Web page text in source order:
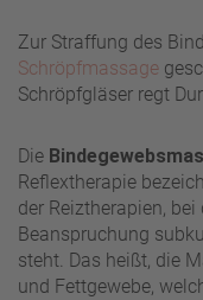
Zur Straffung des
Schröpfmassage
Schröpfgläser regt
Die
Reflextherapie
der Reiztherapien,
Beanspruchung
steht. Das heißt, die
und Fettgewebe,